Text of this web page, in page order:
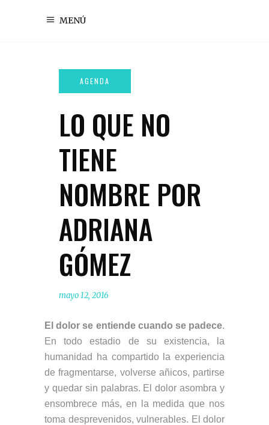
MENÚ
LO QUE NO
TIENE
NOMBRE POR
ADRIANA
GÓMEZ
mayo 12, 2016
El dolor se entiende cuando se padece.
En todo estadio de su existencia, la
humanidad ha compartido la experiencia
de fragmentarse, volverse añicos, partirse
y quedar sin palabras. El dolor asombra y
ensombrece más, en la medida que nos
toma desprevenidos, vulnerables. El dolor